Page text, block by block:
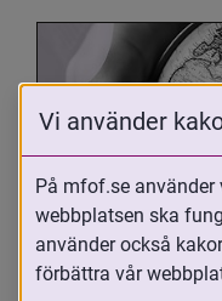
Oavsett om du
adoptivförälder
Vi använder
På mfof.se
webbplatsen ska
använder också
förbättra vår